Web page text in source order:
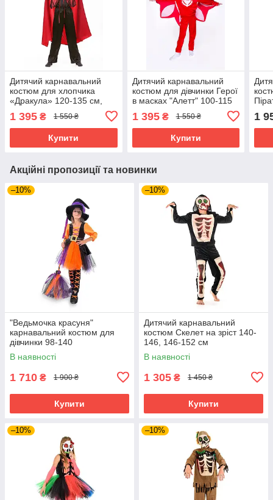
Дитячий карнавальний
костюм для хлопчика
«Дракула» 120-135 см,
1 395 ₴ 1 550 ₴
Купити
Дитячий карнавальний
костюм для дівчинки Герої
в масках "Алетт" 100-115
см, 115-125 см, червоний
1 395₴ 1 550 ₴
Купити
1
Акційні пропозиції та новинки
–10%
"Ведьмочка красуня"
карнавальний костюм для
дівчинки 98-140
В наявності
1 710 ₴ 1 900 ₴
Купити
–10%
Дитячий карнавальний
костюм Скелет на зріст 140-
146, 146-152 см
В наявності
1 305 ₴ 1 450 ₴
Купити
–10% –10%